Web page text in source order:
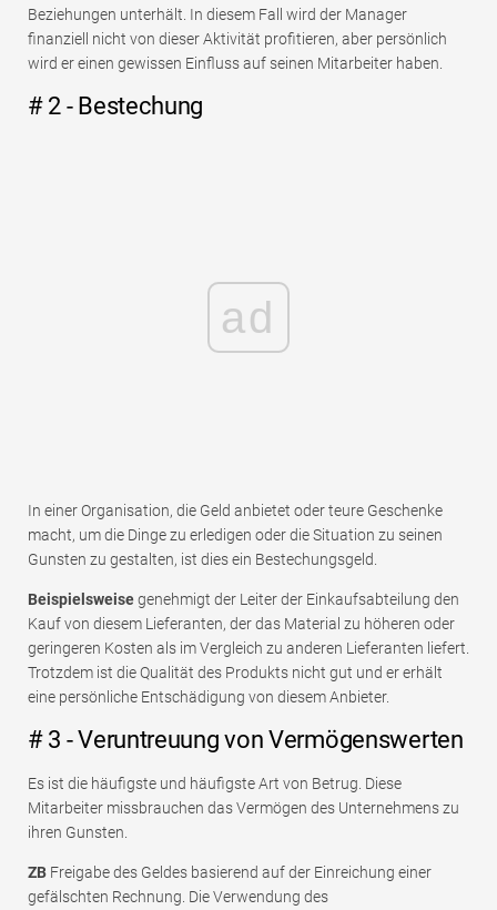
Beziehungen unterhält. In diesem Fall wird der Manager
finanziell nicht von dieser Aktivität profitieren, aber persönlich
wird er einen gewissen Einfluss auf seinen Mitarbeiter haben.
# 2 - Bestechung
ad
In einer Organisation, die Geld anbietet oder teure Geschenke
macht, um die Dinge zu erledigen oder die Situation zu seinen
Gunsten zu gestalten, ist dies ein Bestechungsgeld.
Beispielsweisegenehmigt der Leiter der Einkaufsabteilung den
Kauf von diesem Lieferanten, der das Material zu höheren oder
geringeren Kosten als im Vergleich zu anderen Lieferanten liefert.
Trotzdem ist die Qualität des Produkts nicht gut und er erhält
eine persönliche Entschädigung von diesem Anbieter.
# 3 - Veruntreuung von Vermögenswerten
Es ist die häufigste und häufigste Art von Betrug. Diese
Mitarbeiter missbrauchen das Vermögen des Unternehmens zu
ihren Gunsten.
ZB Freigabe des Geldes basierend auf der Einreichung einer
gefälschten Rechnung. Die Verwendung des